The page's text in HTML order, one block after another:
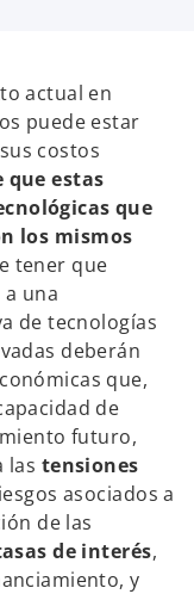
actual en
puede estar
costos
estas
que
los mismos
tener que
una
de tecnologías
deberán
que,
de
futuro,
las tensiones
asociados a
de las
de interés,
y